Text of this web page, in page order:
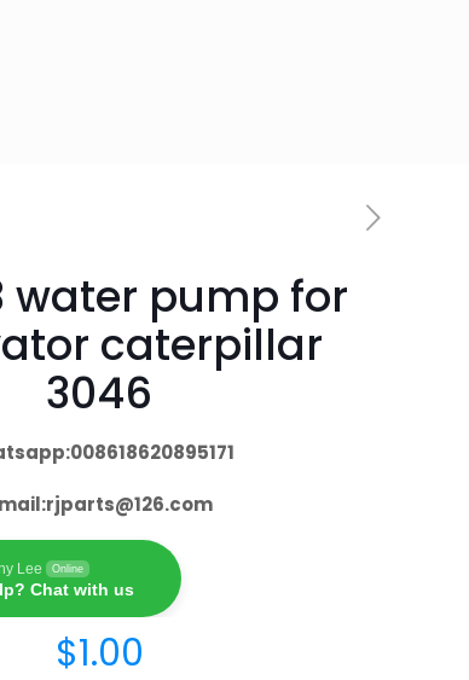
water pump for
caterpillar
3046
rjparts@126.com
Lee Online
Chat with us
$1.00